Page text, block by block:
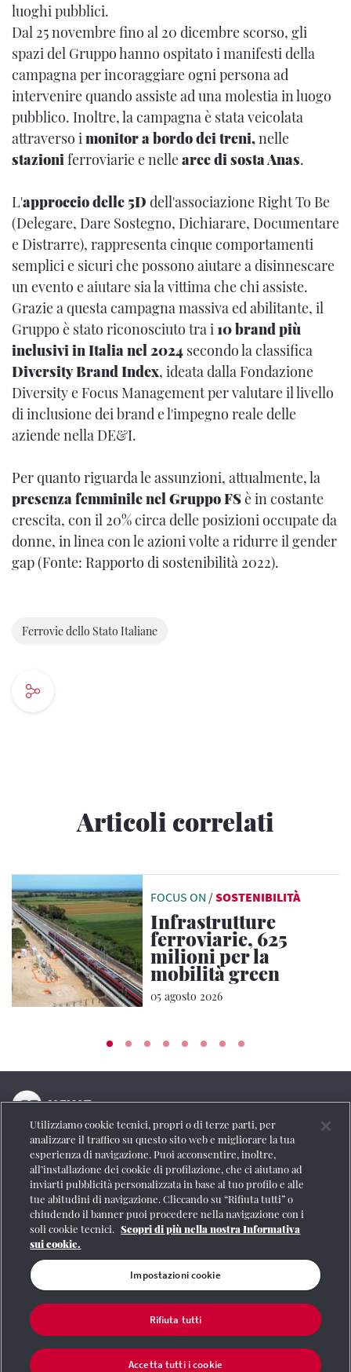
luoghi pubblici.
Dal 25 novembre fino al 20 dicembre scorso, gli
spazi del Gruppo hanno ospitato i manifesti della
campagna per incoraggiare ogni persona ad
intervenire quando assiste ad una molestia in luogo
pubblico. Inoltre, la campagna è stata veicolata
attraverso imonitor a bordo dei treni,nelle
stazioniferroviarie e nellearee di sosta Anas.
L'approccio delle 5D dell'associazione Right To Be
(Delegare, Dare Sostegno, Dichiarare, Documentare
e Distrarre), rappresenta cinque comportamenti
semplici e sicuri che possono aiutare a disinnescare
un evento e aiutare sia la vittima che chi assiste.
Grazie a questa campagna massiva ed abilitante, il
Gruppo è stato riconosciuto tra i10 brand più
inclusivi in Italia nel 2024 secondo la classifica
Diversity Brand Index, ideata dalla Fondazione
Diversity e Focus Management per valutare il livello
di inclusione dei brand e l'impegno reale delle
aziende nella DE&I.
Per quanto riguarda le assunzioni, attualmente, la
presenza femminile nel Gruppo FSè in costante
crescita, con il 20% circa delle posizioni occupate da
donne, in linea con le azioni volte a ridurre il gender
gap (Fonte: Rapporto di sostenibilità 2022).
Ferrovie dello Stato Italiane
Articoli correlati
FOCUS ON /SOSTENIBILITÀ
Infrastrutture
ferroviarie, 625
milioni per la
mobilità green
05 agosto 2026
La testata online del Gruppo FS Italiane
Social
Se vuoi contattarci o avere altre informazioni
CONTATTI
Registrazione Tribunale di Roma n° 204/2009
| |Credits | Protezione dei dati personali
Partita
Utilizziamo cookie tecnici, propri o di terze parti, per
analizzare il traffico su questo sito web e migliorare la tua
esperienza di navigazione. Puoi acconsentire, inoltre,
all’installazione dei cookie di profilazione, che ci aiutano ad
inviarti pubblicità personalizzata in base al tuo profilo e alle
tue abitudini di navigazione. Cliccando su “Rifiuta tutti” o
chiudendo il banner puoi procedere nella navigazione con i
soli cookie tecnici. Scopri di più nella nostra Informativa
sui cookie.
Impostazioni cookie
Rifiuta tutti
Accetta tutti i cookie